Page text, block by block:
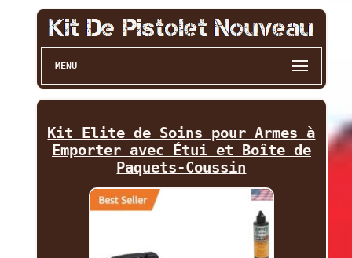
MENU
Kit Elite de Soins pour Armes à
Emporter avec Étui et Boîte de
Paquets-Coussin